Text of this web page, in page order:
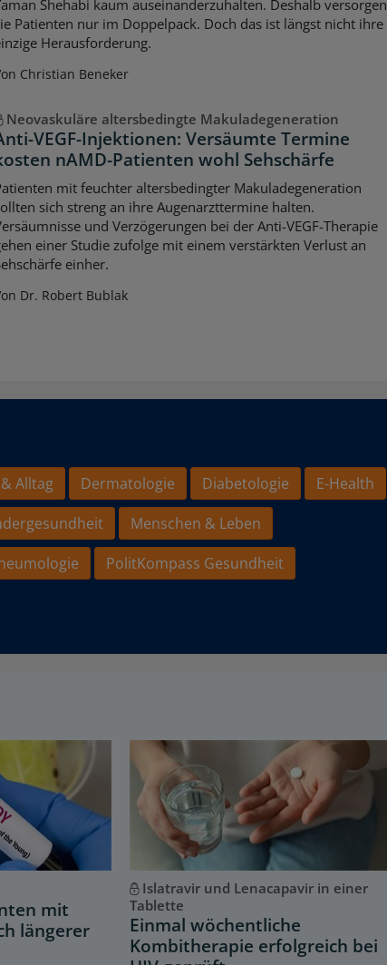
Shehabi kaum auseinanderzuhalten. Deshalb versorgen
Patienten nur im Doppelpack. Doch das ist längst nicht ihre
Herausforderung.
Christian Beneker
Neovaskuläre altersbedingte Makuladegeneration
VEGF-Injektionen: Versäumte Termine
nAMD-Patienten wohl Sehschärfe
mit feuchter altersbedingter Makuladegeneration
sich streng an ihre Augenarzttermine halten.
und Verzögerungen bei der Anti-VEGF-Therapie
einer Studie zufolge mit einem verstärkten Verlust an
einher.
Dr. Robert Bublak
Alltag Dermatologie Diabetologie
E-Health
Menschen & Leben
PolitKompass Gesundheit
mit
längerer
Islatravir und Lenacapavir in einer
Tablette
Einmal wöchentliche
Kombitherapie erfolgreich bei